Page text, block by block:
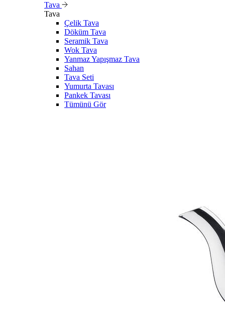
Tava
Tava
Çelik Tava
Döküm Tava
Seramik Tava
Wok Tava
Yanmaz Yapışmaz Tava
Sahan
Tava Seti
Yumurta Tavası
Pankek Tavası
Tümünü Gör